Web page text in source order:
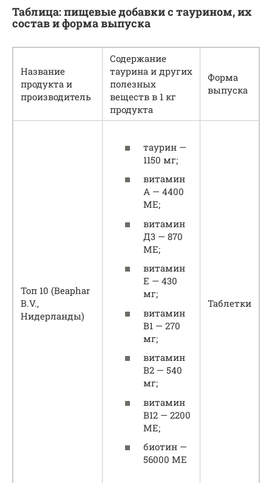
Таблица: пищевые добавки с таурином, их
состав и форма выпуска
Название
продукта и
производитель
Содержание
таурина и других
полезных
веществ в 1 кг
продукта
Форма
выпуска
Топ 10 (Beaphar
B.V.,
Нидерланды)
таурин —
1150 мг;
витамин
А — 4400
МЕ;
витамин
Д3 — 870
МЕ;
витамин
Е — 430
мг;
витамин
В1 — 270
мг;
витамин
В2 — 540
мг;
витамин
В12 — 2200
МЕ;
биотин —
56000 МЕ
Таблетки